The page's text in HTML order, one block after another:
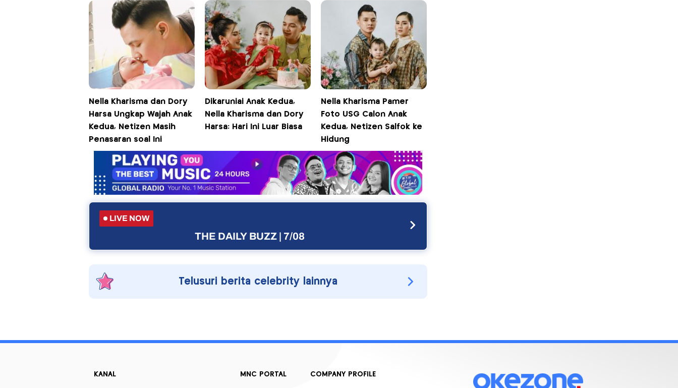
Nella Kharisma dan Dory
Harsa Ungkap Wajah Anak
Kedua, Netizen Masih
Penasaran soal Ini
Dikaruniai Anak Kedua,
Nella Kharisma dan Dory
Harsa: Hari Ini Luar Biasa
Nella Kharisma Pamer
Foto USG Calon Anak
Kedua, Netizen Salfok ke
Hidung
LIVE NOW
THE DAILY BUZZ | 7/08
Telusuri berita celebrity lainnya
KANAL MNC PORTAL COMPANY PROFILE